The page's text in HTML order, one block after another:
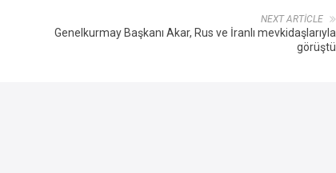
NEXT ARTICLE
Genelkurmay Başkanı Akar, Rus ve İranlı mevkidaşlarıyla
görüştü